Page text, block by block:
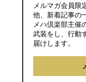
メルマガ会員限
他、新着記事の
メハ倶楽部主催
武装をし、行動
届けします。